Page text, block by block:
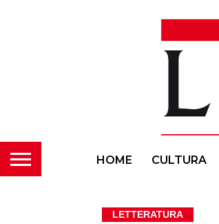
HOME CULTURA
LETTERATURA